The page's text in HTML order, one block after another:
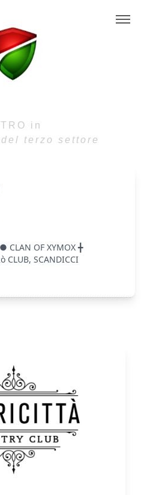
in
terzo settore
CLAN OF XYMOX ╋
CLUB, SCANDICCI